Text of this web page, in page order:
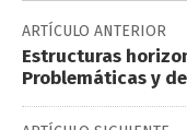
ARTÍCULO ANTERIOR
Estructuras
Problemáticas y